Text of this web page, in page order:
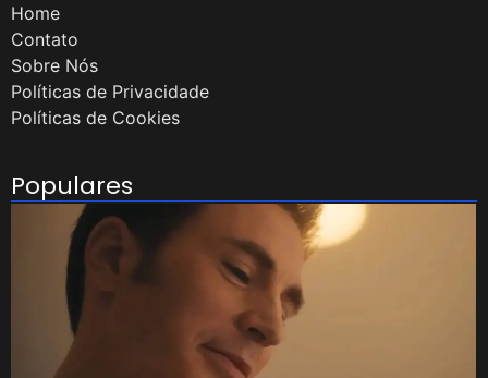
Home
Contato
Sobre Nós
Políticas de Privacidade
Políticas de Cookies
Populares